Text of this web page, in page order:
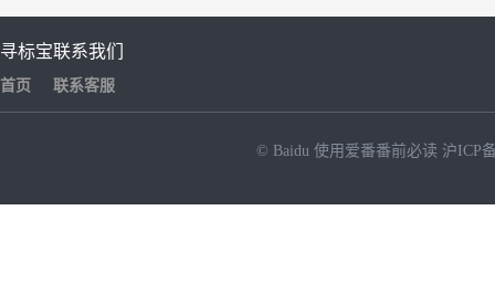
寻标宝
首页
联系我们
联系客服
© Baidu 使用爱番番前必读 沪ICP